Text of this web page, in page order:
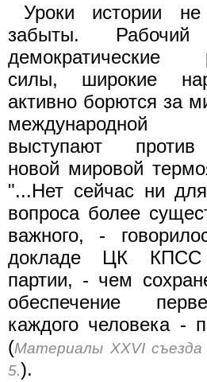
Уроки истории
забыты.
демократические
силы, широкие
активно борются за
международной
выступают против
новой мировой
"...Нет сейчас ни
вопроса более
важного, -
докладе ЦК КПСС
партии, - чем
обеспечение
каждого человека -
(Материалы XXVI
5.).